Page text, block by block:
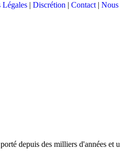
Légales | Discrétion | Contact | Nous
depuis des milliers d'années